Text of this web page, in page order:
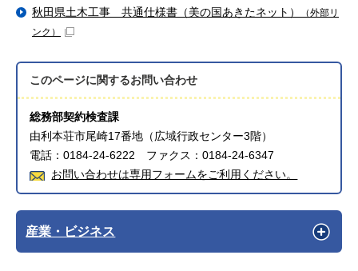
秋田県土木工事 共通仕様書（美の国あきたネット）
（外部リ
ンク）
このページに関するお問い合わせ
総務部契約検査課
由利本荘市尾崎17番地（広域行政センター3階）
電話：0184-24-6222 ファクス：0184-24-6347
お問い合わせは専用フォームをご利用ください。
産業・ビジネス